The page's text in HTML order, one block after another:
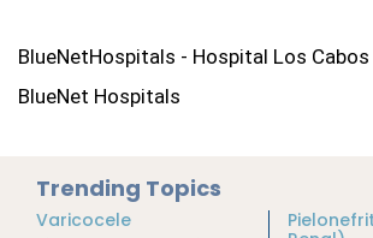
BlueNetHospitals - Hospital Los Cabos
BlueNet Hospitals
Trending Topics
Varicocele